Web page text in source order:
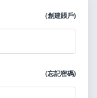
(創建賬戶)
(忘記密碼)